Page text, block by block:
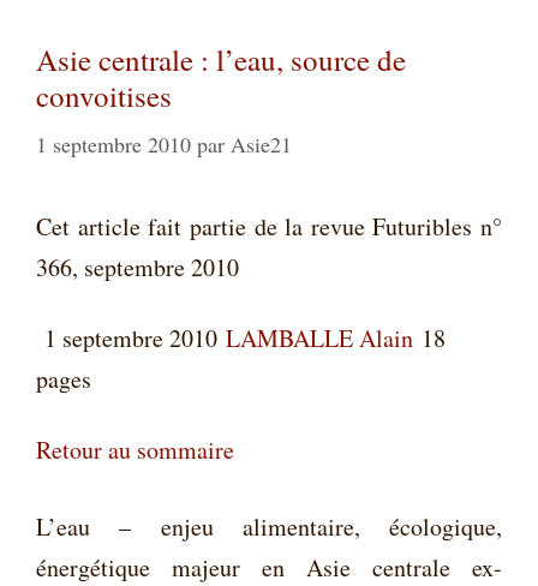
Asie centrale : l’eau, source de
convoitises
1 septembre 2010 par Asie21
Cet article fait partie de la revue Futuribles n°
366, septembre 2010
1 septembre 2010 LAMBALLE Alain 18
pages
Retour au sommaire
L’eau – enjeu alimentaire, écologique,
énergétique majeur en Asie centrale ex-